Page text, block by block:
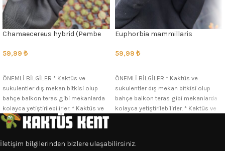
Chamaecereus hybrid (Pembe
59,99 ₺
ÖNEMLİ BİLGİLER * Kaktüs ve
sukulentler dış mekan bitkisi olup
bahçe balkon teras gibi mekanlarda
kolayca yetiştirilebilirler. * Kaktüs ve
Euphorbia mammillaris
59,99 ₺
ÖNEMLİ BİLGİLER * Kaktüs ve
sukulentler dış mekan bitkisi olup
bahçe balkon teras gibi mekanlarda
kolayca yetiştirilebilirler. * Kaktüs ve
İletişim bilgilerinden bizlere ulaşabilirsiniz.